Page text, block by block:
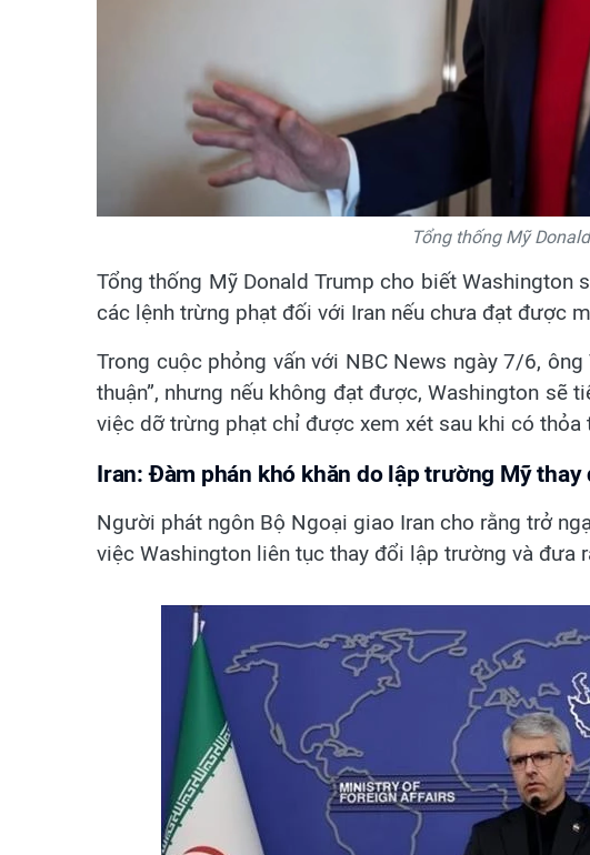
Tổng thống Mỹ
Tổng thống Mỹ Donald Trump cho biết Washington
các lệnh trừng phạt đối với Iran nếu chưa đạt được
Trong cuộc phỏng vấn với NBC News ngày 7/6,
thuận”, nhưng nếu không đạt được, Washington sẽ
việc dỡ trừng phạt chỉ được xem xét sau khi có thỏa
Iran: Đàm phán khó khăn do lập trường Mỹ thay
Người phát ngôn Bộ Ngoại giao Iran cho rằng trở
việc Washington liên tục thay đổi lập trường và đưa